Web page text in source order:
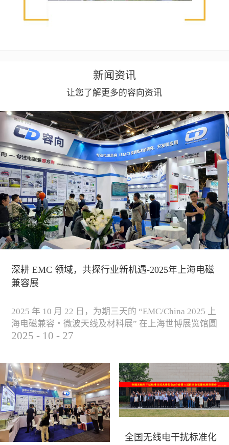
新闻资讯
让您了解更多的容向资讯
深耕 EMC 领域，共探行业新机遇-2025年上海电磁
兼容展
2025 年 10 月 22 日，为期三天的 “EMC/China 2025 上
海电磁兼容・微波天线及材料展” 在上海世博展览馆圆
满落下帷幕。作为电磁兼容领域的行业盛会，本届展
研讨及产品展示等多种形式，深入交流行业见解，踊
跃探索合作空间，为电磁兼容领域的高质量发展汇聚
了新动能。产品展示展会现场，公司展示了...
2025 - 10 - 27
全国无线电干扰标准化